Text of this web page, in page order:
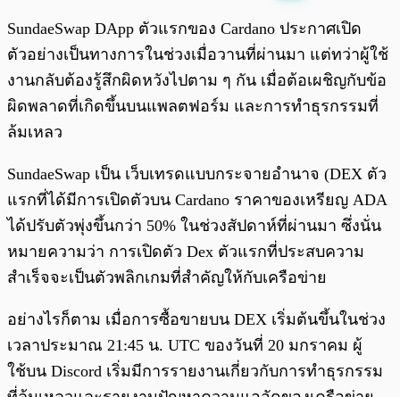
0:00
SundaeSwap DApp ตัวแรกของ Cardano ประกาศเปิด
ตัวอย่างเป็นทางการในช่วงเมื่อวานที่ผ่านมา แต่ทว่าผู้ใช้
งานกลับต้องรู้สึกผิดหวังไปตาม ๆ กัน เมื่อต้อเผชิญกับข้อ
ผิดพลาดที่เกิดขึ้นบนแพลตฟอร์ม และการทำธุรกรรมที่
ล้มเหลว
SundaeSwap เป็น เว็บเทรดแบบกระจายอำนาจ (DEX ตัว
แรกที่ได้มีการเปิดตัวบน Cardano ราคาของเหรียญ ADA
ได้ปรับตัวพุ่งขึ้นกว่า 50% ในช่วงสัปดาห์ที่ผ่านมา ซึ่งนั่น
หมายความว่า การเปิดตัว Dex ตัวแรกที่ประสบความ
สำเร็จจะเป็นตัวพลิกเกมที่สำคัญให้กับเครือข่าย
อย่างไรก็ตาม เมื่อการซื้อขายบน DEX เริ่มต้นขึ้นในช่วง
เวลาประมาณ 21:45 น. UTC ของวันที่ 20 มกราคม ผู้
ใช้บน Discord เริ่มมีการรายงานเกี่ยวกับการทำธุรกรรม